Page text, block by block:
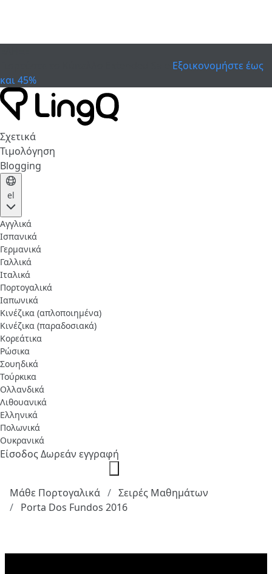
Εξοικονομήστε έως
και 45%
Σχετικά
Τιμολόγηση
Blogging
el
Αγγλικά
Ισπανικά
Γερμανικά
Γαλλικά
Ιταλικά
Πορτογαλικά
Ιαπωνικά
Κινέζικα (απλοποιημένα)
Κινέζικα (παραδοσιακά)
Κορεάτικα
Ρώσικα
Σουηδικά
Τούρκικα
Ολλανδικά
Λιθουανικά
Ελληνικά
Πολωνικά
Ουκρανικά
ΕίσοδοςΔωρεάν εγγραφή
Μάθε Πορτογαλικά
Σειρές Μαθημάτων
Porta Dos Fundos 2016